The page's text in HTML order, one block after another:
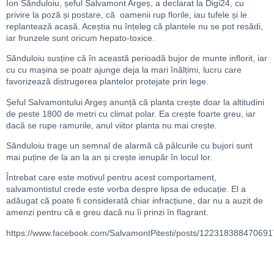
Ion Sănduloiu, șeful Salvamont Argeș, a declarat la Digi24, cu
privire la poză și postare, că oamenii rup florile, iau tufele și le
replantează acasă. Aceștia nu înțeleg că plantele nu se pot resădi,
iar frunzele sunt oricum hepato-toxice.
Sănduloiu susține că în această perioadă bujor de munte inflorit, iar
cu cu mașina se poatr ajunge deja la mari înălțimi, lucru care
favorizează distrugerea plantelor protejate prin lege.
Șeful Salvamontului Argeș anunță că planta crește doar la altitudini
de peste 1800 de metri cu climat polar. Ea crește foarte greu, iar
dacă se rupe ramurile, anul viitor planta nu mai crește.
Sănduloiu trage un semnal de alarmă că pâlcurile cu bujori sunt
mai puține de la an la an și crește ienupăr în locul lor.
Întrebat care este motivul pentru acest comportament,
salvamontistul crede este vorba despre lipsa de educație. El a
adăugat că poate fi considerată chiar infracțiune, dar nu a auzit de
amenzi pentru că e greu dacă nu îi prinzi în flagrant.
https://www.facebook.com/SalvamontPitesti/posts/